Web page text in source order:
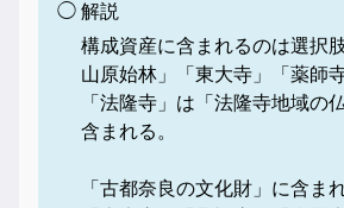
◯ 解説
構成資産に含まれるのは選択
山原始林」「東大寺」「薬師
「法隆寺」は「法隆寺地域の
含まれる。
「古都奈良の文化財」に含ま